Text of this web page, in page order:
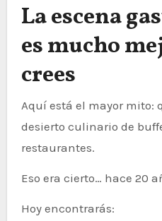
La escena
es mucho
crees
Aquí está el mayor mito:
desierto culinario de
restaurantes.
Eso era cierto… hace 20
Hoy encontrarás: